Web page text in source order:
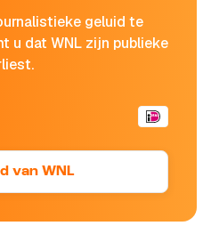
geluid te
u dat WNL zijn publieke
van WNL